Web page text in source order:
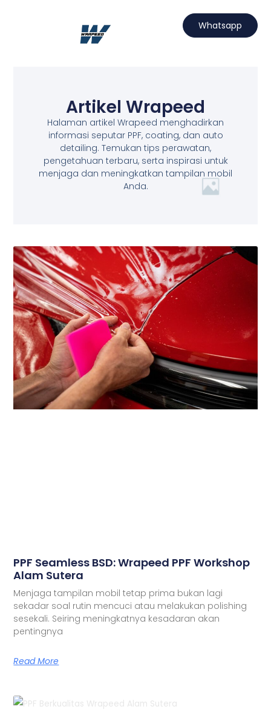
Whatsapp
Artikel Wrapeed
Halaman artikel Wrapeed menghadirkan
informasi seputar PPF, coating, dan auto
detailing. Temukan tips perawatan,
pengetahuan terbaru, serta inspirasi untuk
menjaga dan meningkatkan tampilan mobil
Anda.
PPF Seamless BSD: Wrapeed PPF Workshop
Alam Sutera
Menjaga tampilan mobil tetap prima bukan lagi
sekadar soal rutin mencuci atau melakukan polishing
sesekali. Seiring meningkatnya kesadaran akan
pentingnya
Read More